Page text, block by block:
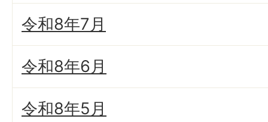
令和8年7月
令和8年6月
令和8年5月